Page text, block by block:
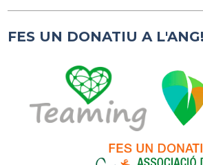
FES UN DONATIU A L'ANG!